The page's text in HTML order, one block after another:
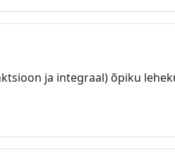
ja integraal) õpiku